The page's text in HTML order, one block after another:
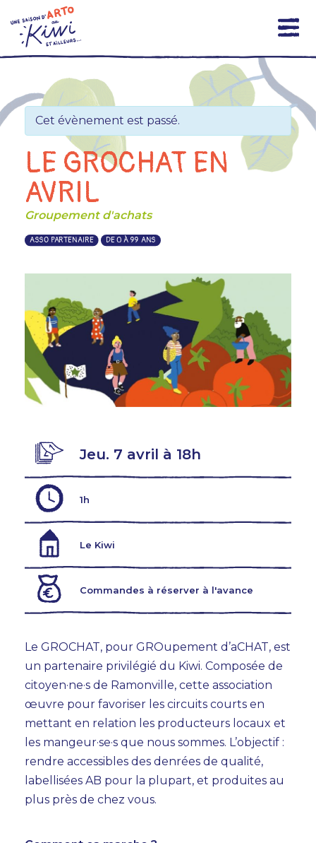
to
content
Cet évènement est passé.
LE GROCHAT EN
AVRIL
Groupement d'achats
ASSO PARTENAIRE DE 0 À 99 ANS
Jeu. 7 avril à 18h
1h
Le Kiwi
Commandes à réserver à l'avance
Le GROCHAT, pour GROupement d’aCHAT, est
un partenaire privilégié du Kiwi. Composée de
citoyen·ne·s de Ramonville, cette association
œuvre pour favoriser les circuits courts en
mettant en relation les producteurs locaux et
les mangeur·se·s que nous sommes. L’objectif :
rendre accessibles des denrées de qualité,
labellisées AB pour la plupart, et produites au
plus près de chez vous.